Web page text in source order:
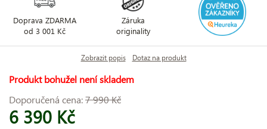
Doprava ZDARMA
od 3 001 Kč
Záruka
originality
Zobrazit popis Dotaz na produkt
Produkt bohužel není skladem
Doporučená cena:7 990 Kč
6 390 Kč